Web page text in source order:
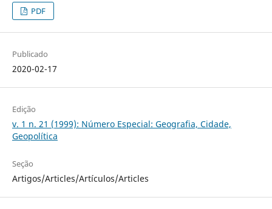
PDF
Publicado
2020-02-17
Edição
v. 1 n. 21 (1999): Número Especial: Geografia, Cidade,
Geopolítica
Seção
Artigos/Articles/Artículos/Articles